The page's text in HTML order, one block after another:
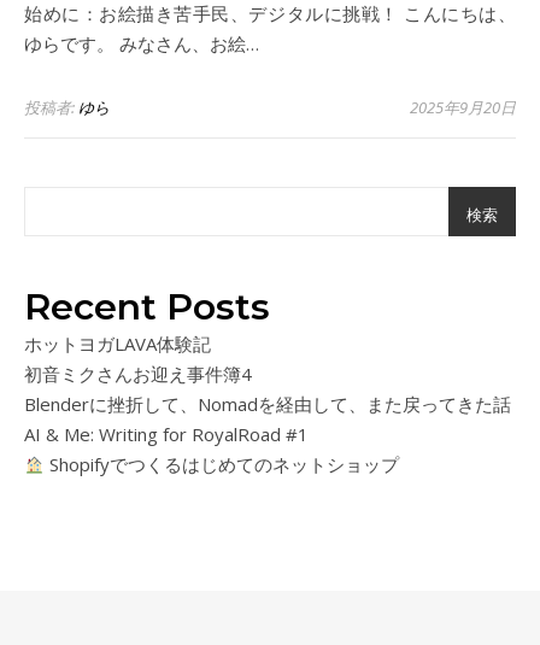
始めに：お絵描き苦手民、デジタルに挑戦！ こんにちは、
ゆらです。 みなさん、お絵…
投稿者: ゆら 2025年9月20日
検索
Recent Posts
ホットヨガLAVA体験記
初音ミクさんお迎え事件簿4
Blenderに挫折して、Nomadを経由して、また戻ってきた話
AI & Me: Writing for RoyalRoad #1
Shopifyでつくるはじめてのネットショップ